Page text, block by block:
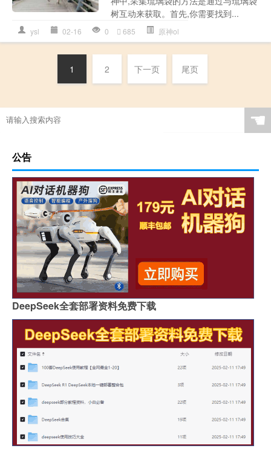
树互动来获取。首先,你需要找到...
ysl 02-16 0 685 原神ol
1 2 下一页 尾页
☚
公告
DeepSeek全套部署资料免费下载